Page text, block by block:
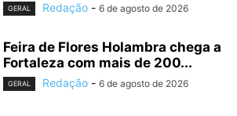
GERAL Redação - 6 de agosto de 2026
Feira de Flores Holambra chega a
Fortaleza com mais de 200...
GERAL Redação - 6 de agosto de 2026